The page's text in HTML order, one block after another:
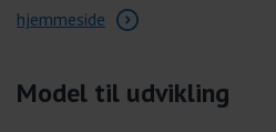
hjemmeside
Model til udvikling